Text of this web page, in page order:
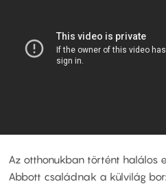
Az otthonukban történt halálos
Abbott családnak a külvilág